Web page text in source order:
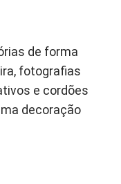
de forma
fotografias
e cordões
decoração